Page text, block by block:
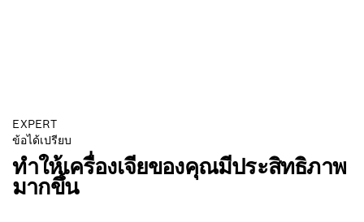
EXPERT
ข้อได้เปรียบ
ทำให้เครื่องเจียของคุณมีประสิทธิภาพ
มากขึ้น